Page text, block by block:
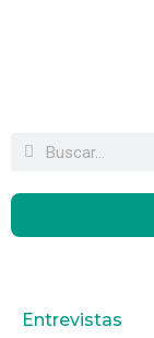
Entrevistas